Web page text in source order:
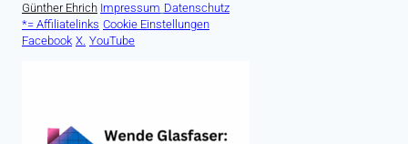
Günther Ehrich Impressum Datenschutz
*= Affiliatelinks Cookie Einstellungen
Facebook X. YouTube